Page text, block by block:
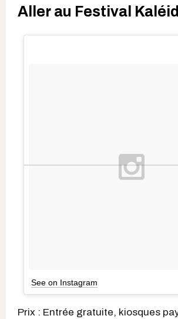
Aller au Festival
See on Instagram
Prix : Entrée gratuite, kiosques